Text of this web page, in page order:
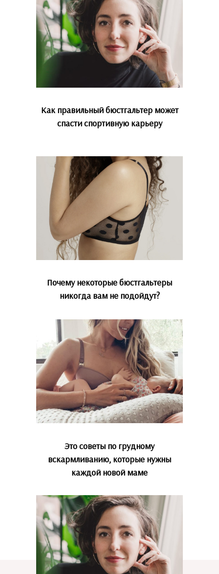
Как правильный бюстгальтер может
спасти спортивную карьеру
Почему некоторые бюстгальтеры
никогда вам не подойдут?
Это советы по грудному
вскармливанию, которые нужны
каждой новой маме